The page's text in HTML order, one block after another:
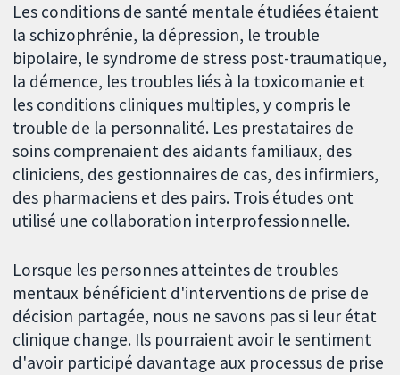
Les conditions de santé mentale étudiées étaient
la schizophrénie, la dépression, le trouble
bipolaire, le syndrome de stress post-traumatique,
la démence, les troubles liés à la toxicomanie et
les conditions cliniques multiples, y compris le
trouble de la personnalité. Les prestataires de
soins comprenaient des aidants familiaux, des
cliniciens, des gestionnaires de cas, des infirmiers,
des pharmaciens et des pairs. Trois études ont
utilisé une collaboration interprofessionnelle.
Lorsque les personnes atteintes de troubles
mentaux bénéficient d'interventions de prise de
décision partagée, nous ne savons pas si leur état
clinique change. Ils pourraient avoir le sentiment
d'avoir participé davantage aux processus de prise